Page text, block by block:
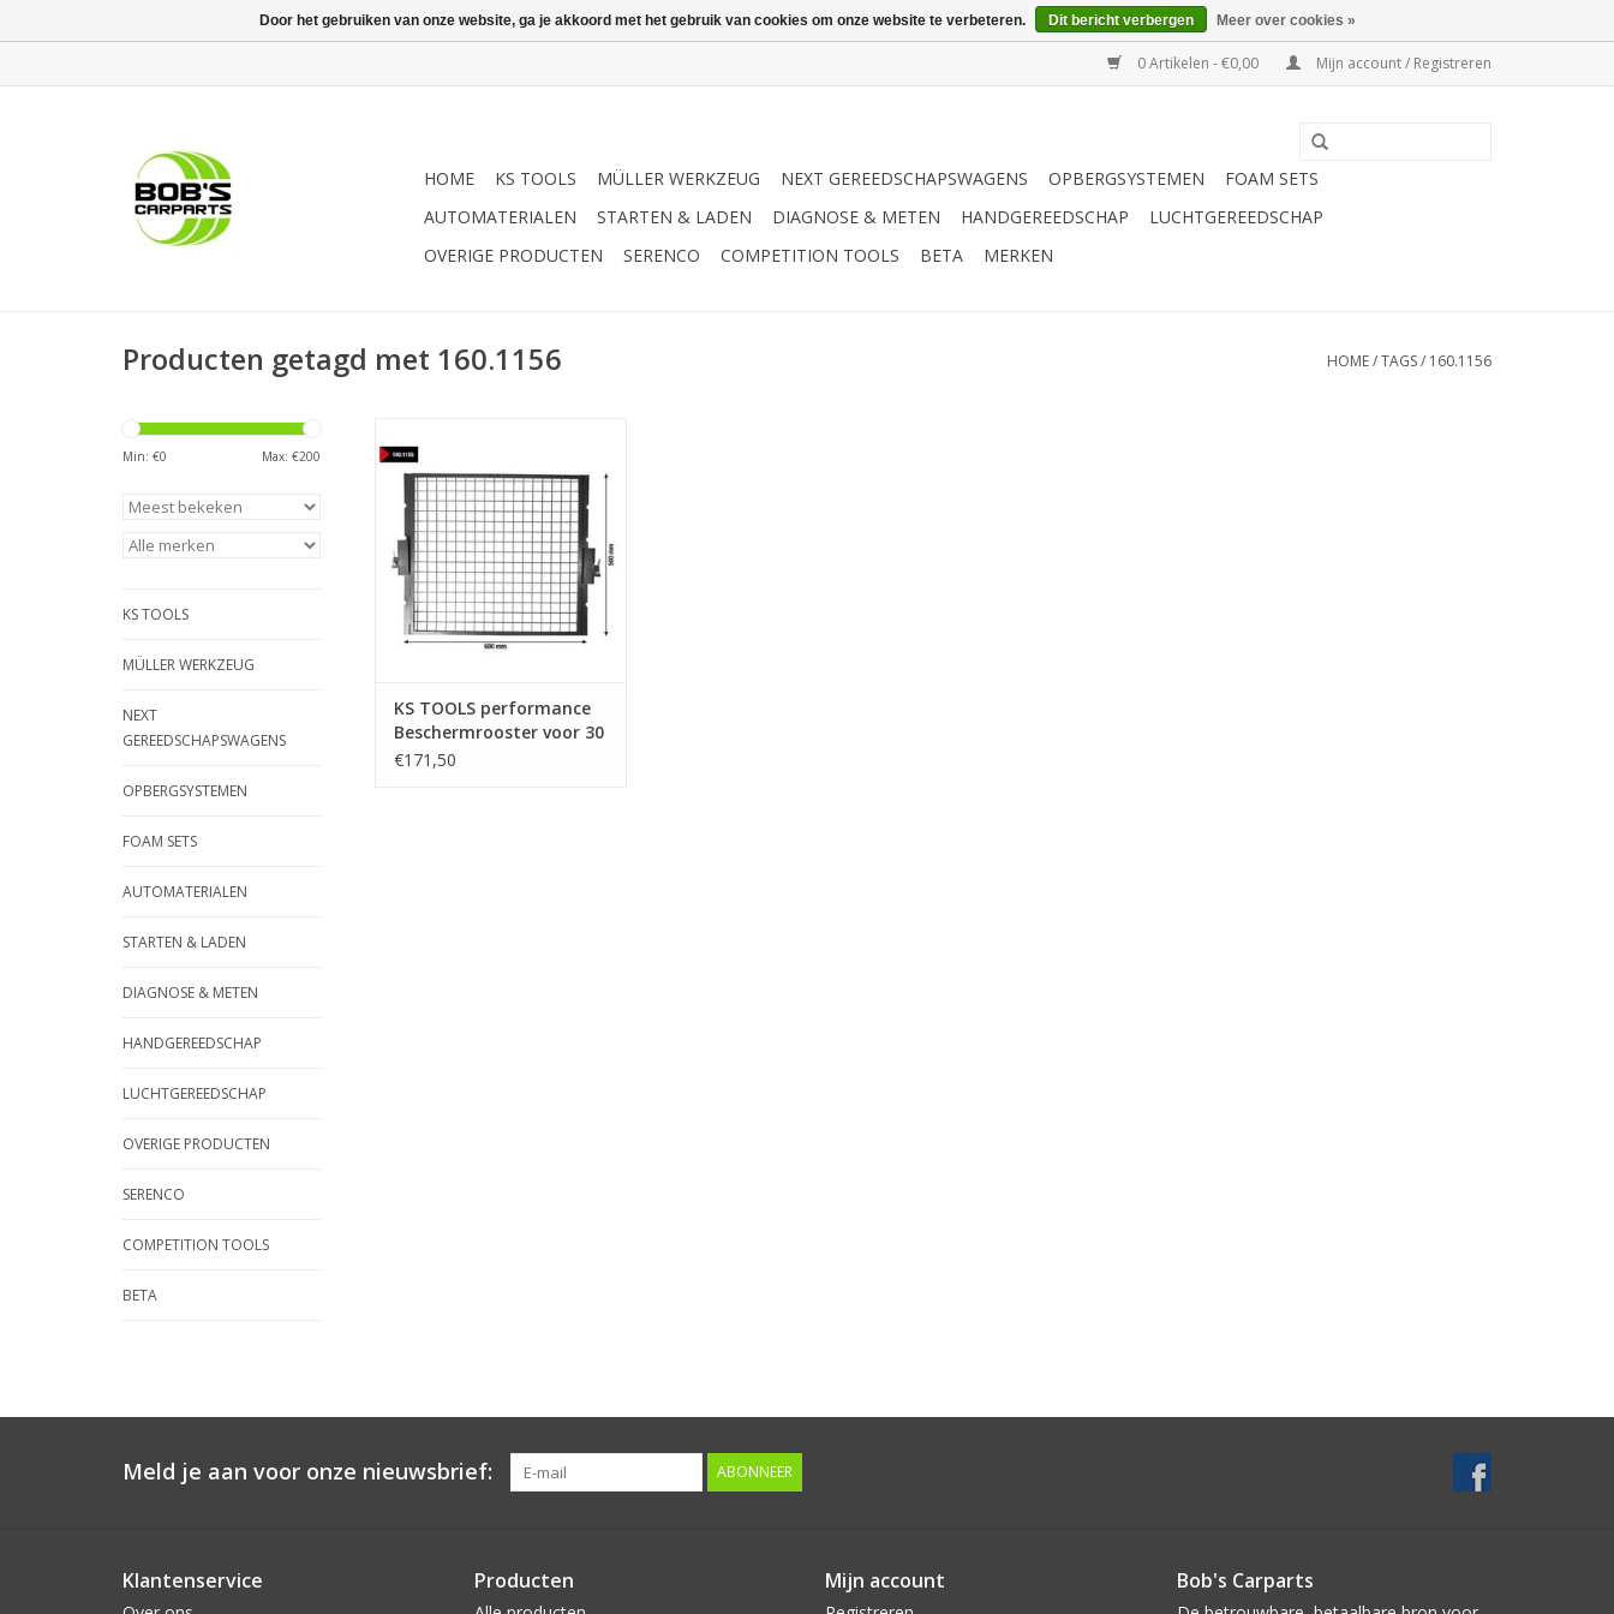
0 Artikelen - €0,00 Mijn account / Registreren
HOME KS TOOLS MÜLLER WERKZEUG NEXT GEREEDSCHAPSWAGENS OPBERGSYSTEMEN
FOAM SETS
AUTOMATERIALEN
STARTEN & LADEN DIAGNOSE & METEN HANDGEREEDSCHAP
LUCHTGEREEDSCHAP
OVERIGE PRODUCTEN
SERENCO COMPETITION TOOLS BETA MERKEN
Producten getagd met 160.1156 HOME/TAGS/ 160.1156
Min: €0 Max: €200
KS TOOLS
MÜLLER WERKZEUG
NEXT
GEREEDSCHAPSWAGENS
OPBERGSYSTEMEN
FOAM SETS
AUTOMATERIALEN
STARTEN & LADEN
DIAGNOSE & METEN
HANDGEREEDSCHAP
LUCHTGEREEDSCHAP
OVERIGE PRODUCTEN
SERENCO
COMPETITION TOOLS
BETA
worden gemonteerd aan de
voorzijde van de werkplaatspers
| - Ter bescherming tegen
loskomende of wegspringende
onderdelen bij breuk van
componenten tijdens de
persprocedure | - Verhoogd het
beschermingsniveau tijdens de
persp
KS TOOLS performance
Beschermrooster voor 30
t hydraulische
€171,50
Meld je aan voor onze nieuwsbrief: ABONNEER
Klantenservice Producten Mijn account Bob's Carparts
Door het gebruiken van onze website, ga je akkoord met het gebruik van cookies om onze website te verbeteren. Dit bericht verbergen Meer over cookies »